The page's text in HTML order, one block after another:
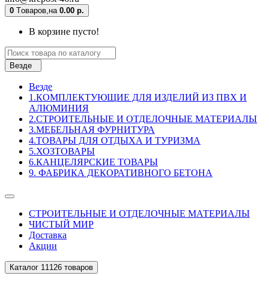
0 Tоваров, на 0.00 р.
В корзине пусто!
Везде
Везде
1.КОМПЛЕКТУЮЩИЕ ДЛЯ ИЗДЕЛИЙ ИЗ ПВХ И
АЛЮМИНИЯ
2.СТРОИТЕЛЬНЫЕ И ОТДЕЛОЧНЫЕ МАТЕРИАЛЫ
3.МЕБЕЛЬНАЯ ФУРНИТУРА
4.ТОВАРЫ ДЛЯ ОТДЫХА И ТУРИЗМА
5.ХОЗТОВАРЫ
6.КАНЦЕЛЯРСКИЕ ТОВАРЫ
9. ФАБРИКА ДЕКОРАТИВНОГО БЕТОНА
СТРОИТЕЛЬНЫЕ И ОТДЕЛОЧНЫЕ МАТЕРИАЛЫ
ЧИСТЫЙ МИР
Доставка
Акции
Каталог 11126 товаров